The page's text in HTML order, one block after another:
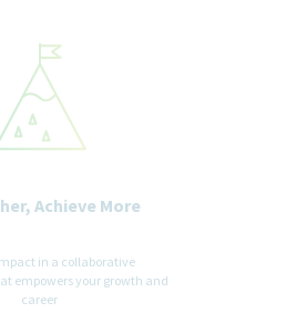
Achieve More
in a collaborative
empowers your growth and
career